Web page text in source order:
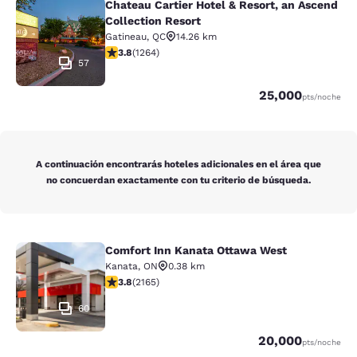
Chateau Cartier Hotel & Resort, an
57
Chateau Cartier Hotel & Resort, an Ascend
Collection Resort
Gatineau, QC
14.26 km
Calificación de 3.84 estrellas. Bueno. 1264 reseñas
3.8(1264)
25,000pts
Puntos /noche
A continuación encontrarás hoteles adicionales en el área que
no concuerdan exactamente con tu criterio de búsqueda.
Comfort Inn Kanata Ottawa West
60
Comfort Inn Kanata Ottawa West
Kanata, ON
0.38 km
Calificación de 3.84 estrellas. Bueno. 2165 reseñas
3.8(2165)
20,000pts
Puntos /noche